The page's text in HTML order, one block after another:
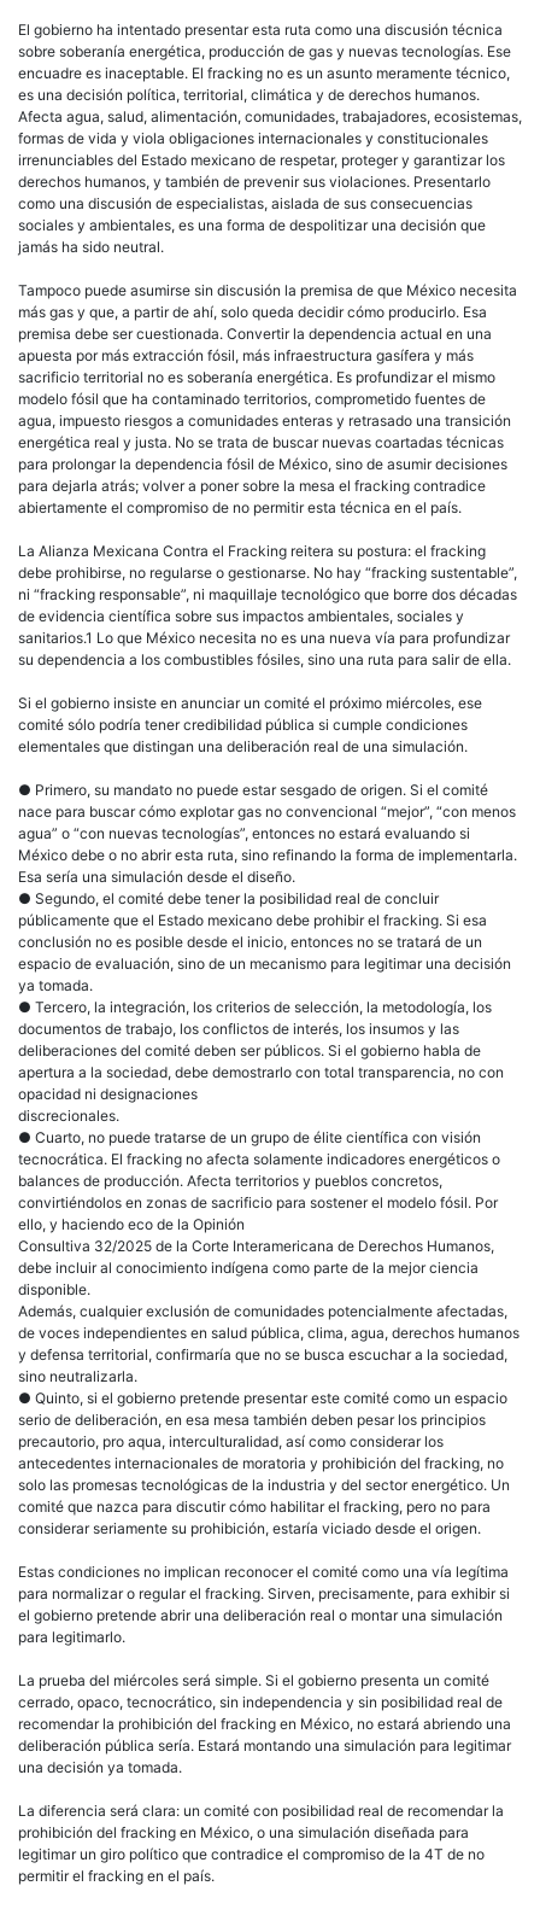
El gobierno ha intentado presentar esta ruta como una discusión técnica
sobre soberanía energética, producción de gas y nuevas tecnologías. Ese
encuadre es inaceptable. El fracking no es un asunto meramente técnico,
es una decisión política, territorial, climática y de derechos humanos.
Afecta agua, salud, alimentación, comunidades, trabajadores, ecosistemas,
formas de vida y viola obligaciones internacionales y constitucionales
irrenunciables del Estado mexicano de respetar, proteger y garantizar los
derechos humanos, y también de prevenir sus violaciones. Presentarlo
como una discusión de especialistas, aislada de sus consecuencias
sociales y ambientales, es una forma de despolitizar una decisión que
jamás ha sido neutral.
Tampoco puede asumirse sin discusión la premisa de que México necesita
más gas y que, a partir de ahí, solo queda decidir cómo producirlo. Esa
premisa debe ser cuestionada. Convertir la dependencia actual en una
apuesta por más extracción fósil, más infraestructura gasífera y más
sacrificio territorial no es soberanía energética. Es profundizar el mismo
modelo fósil que ha contaminado territorios, comprometido fuentes de
agua, impuesto riesgos a comunidades enteras y retrasado una transición
energética real y justa. No se trata de buscar nuevas coartadas técnicas
para prolongar la dependencia fósil de México, sino de asumir decisiones
para dejarla atrás; volver a poner sobre la mesa el fracking contradice
abiertamente el compromiso de no permitir esta técnica en el país.
La Alianza Mexicana Contra el Fracking reitera su postura: el fracking
debe prohibirse, no regularse o gestionarse. No hay “fracking sustentable”,
ni “fracking responsable”, ni maquillaje tecnológico que borre dos décadas
de evidencia científica sobre sus impactos ambientales, sociales y
sanitarios.1 Lo que México necesita no es una nueva vía para profundizar
su dependencia a los combustibles fósiles, sino una ruta para salir de ella.
Si el gobierno insiste en anunciar un comité el próximo miércoles, ese
comité sólo podría tener credibilidad pública si cumple condiciones
elementales que distingan una deliberación real de una simulación.
● Primero, su mandato no puede estar sesgado de origen. Si el comité
nace para buscar cómo explotar gas no convencional “mejor”, “con menos
agua” o “con nuevas tecnologías”, entonces no estará evaluando si
México debe o no abrir esta ruta, sino refinando la forma de implementarla.
Esa sería una simulación desde el diseño.
● Segundo, el comité debe tener la posibilidad real de concluir
públicamente que el Estado mexicano debe prohibir el fracking. Si esa
conclusión no es posible desde el inicio, entonces no se tratará de un
espacio de evaluación, sino de un mecanismo para legitimar una decisión
ya tomada.
● Tercero, la integración, los criterios de selección, la metodología, los
documentos de trabajo, los conflictos de interés, los insumos y las
deliberaciones del comité deben ser públicos. Si el gobierno habla de
apertura a la sociedad, debe demostrarlo con total transparencia, no con
opacidad ni designaciones
discrecionales.
● Cuarto, no puede tratarse de un grupo de élite científica con visión
tecnocrática. El fracking no afecta solamente indicadores energéticos o
balances de producción. Afecta territorios y pueblos concretos,
convirtiéndolos en zonas de sacrificio para sostener el modelo fósil. Por
ello, y haciendo eco de la Opinión
Consultiva 32/2025 de la Corte Interamericana de Derechos Humanos,
debe incluir al conocimiento indígena como parte de la mejor ciencia
disponible.
Además, cualquier exclusión de comunidades potencialmente afectadas,
de voces independientes en salud pública, clima, agua, derechos humanos
y defensa territorial, confirmaría que no se busca escuchar a la sociedad,
sino neutralizarla.
● Quinto, si el gobierno pretende presentar este comité como un espacio
serio de deliberación, en esa mesa también deben pesar los principios
precautorio, pro aqua, interculturalidad, así como considerar los
antecedentes internacionales de moratoria y prohibición del fracking, no
solo las promesas tecnológicas de la industria y del sector energético. Un
comité que nazca para discutir cómo habilitar el fracking, pero no para
considerar seriamente su prohibición, estaría viciado desde el origen.
Estas condiciones no implican reconocer el comité como una vía legítima
para normalizar o regular el fracking. Sirven, precisamente, para exhibir si
el gobierno pretende abrir una deliberación real o montar una simulación
para legitimarlo.
La prueba del miércoles será simple. Si el gobierno presenta un comité
cerrado, opaco, tecnocrático, sin independencia y sin posibilidad real de
recomendar la prohibición del fracking en México, no estará abriendo una
deliberación pública sería. Estará montando una simulación para legitimar
una decisión ya tomada.
La diferencia será clara: un comité con posibilidad real de recomendar la
prohibición del fracking en México, o una simulación diseñada para
legitimar un giro político que contradice el compromiso de la 4T de no
permitir el fracking en el país.